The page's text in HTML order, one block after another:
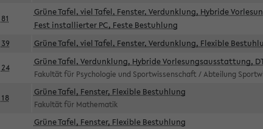
81
Grüne Tafel, viel Tafel, Fenster, Verdunklung, Hybride
Fest installierter PC, Feste Bestuhlung
39 Grüne Tafel, viel Tafel, Fenster, Verdunklung, Flexible
24
Grüne Tafel, Verdunklung, Hybride Vorlesungsausstattung,
Fakultät für Psychologie und Sportwissenschaft / Abteilung
18
Grüne Tafel, Fenster, Flexible Bestuhlung
Fakultät für Mathematik
Grüne Tafel, Fenster, Flexible Bestuhlung